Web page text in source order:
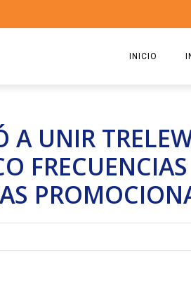
INICIO
A UNIR
FRECUENCIAS